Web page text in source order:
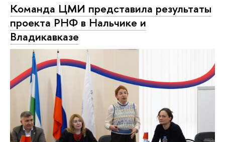
Команда ЦМИ представила результаты
проекта РНФ в Нальчике и
Владикавказе